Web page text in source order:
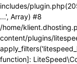
includes/
...', Array) #8
/home/
content/plugins/
function]: